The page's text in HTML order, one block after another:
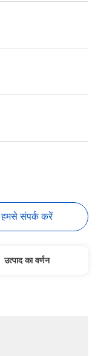
हमसे संपर्क करें
उत्पाद का वर्णन